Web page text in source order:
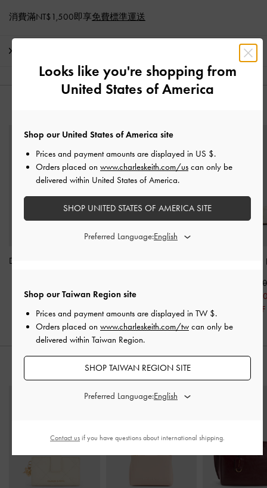
消費滿NT$1,500即享免費標準運送
Dove 雙帶平底拖鞋
NT$ 1,590 NT$ 1,990
NT$
NT$
30% OFF
推薦搭配
Looks like you're shopping from
United States of America
Shop our Taiwan Region site
Prices and payment amounts are displayed in TW $.
Orders placed on www.charleskeith.com/tw can only be
delivered within Taiwan Region.
SHOP TAIWAN REGION SITE
Preferred Language:
Shop our United States of America site
Prices and payment amounts are displayed in US $.
Orders placed on www.charleskeith.com/us can only be
delivered within United States of America.
SHOP UNITED STATES OF AMERICA SITE
Preferred Language:
Contact us if you have questions about international shipping.